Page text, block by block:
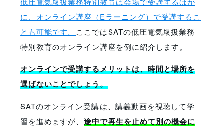
に、オンライン講座（Eラーニング）で受講するこ
とも可能です。 ここではSATの低圧電気取扱業務
特別教育のオンライン講座を例に紹介します。
オンラインで受講するメリットは、時間と場所を
選ばないことでしょう。
SATのオンライン受講は、講義動画を視聴して学
習を進めますが、途中で再生を止めて別の機会に